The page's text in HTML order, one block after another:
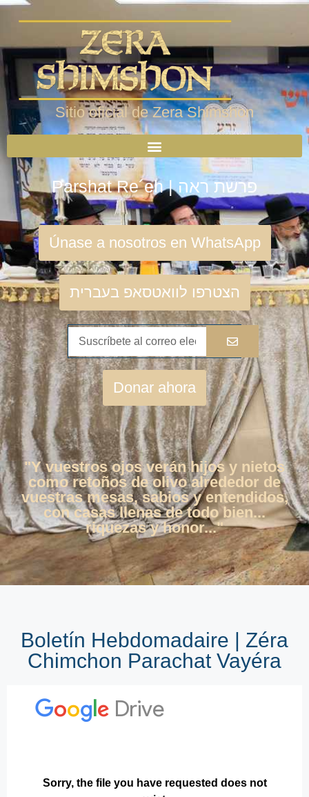
Sitio oficial de Zera Shimshon
Parshat Re´eh | פרשת ראה
Únase a nosotros en WhatsApp
הצטרפו לוואטסאפ בעברית
Donar ahora
"Y vuestros ojos verán hijos y nietos
como retoños de olivo alrededor de
vuestras mesas, sabios y entendidos,
con casas llenas de todo bien...
riquezas y honor..."
Boletín Hebdomadaire | Zéra
Chimchon Parachat Vayéra